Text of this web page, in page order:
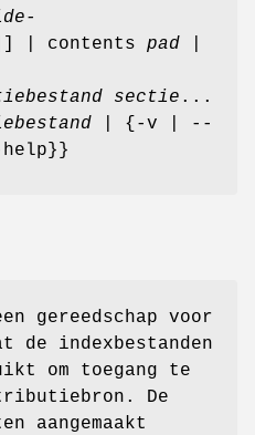
]] | contents pad
sectie ...
| {-v | --
gereedschap voor
de indexbestanden
om toegang te
De
aangemaakt